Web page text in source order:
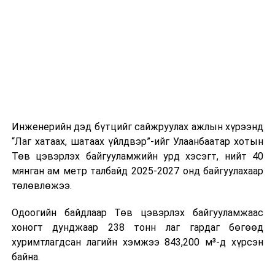
өдөр тутмын ажлын бэлэн байдлыг хангах зэрэг
практик ур чадварыг сургалтын хөтөлбөрт тусгажээ.
Сургалтыг танилцуулах лекц, асуулт-хариулт,
жишээнд суурилсан сургалт, багаар ажиллах дасгал,
танилцах, онцгой нөхцөлд ажиллах дадлага зэрэг
онол, практик хосолсон хэлбэрээр зохион байгуулж
байна.
Инженерийн дэд бүтцийг сайжруулах ажлын хүрээнд
“Лаг хатаах, шатаах үйлдвэр”-ийг Улаанбаатар хотын
Төв цэвэрлэх байгууламжийн урд хэсэгт, нийт 40
мянган ам метр талбайд 2025-2027 онд байгуулахаар
төлөвлөжээ.
Одоогийн байдлаар Төв цэвэрлэх байгууламжаас
хоногт дунджаар 238 тонн лаг гардаг бөгөөд
хуримтлагдсан лагийн хэмжээ 843,200 м³-д хүрсэн
байна.